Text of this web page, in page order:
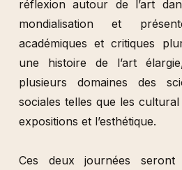
réflexion autour de l’art
mondialisation et
académiques et critiques
une histoire de l’art
plusieurs domaines des
sociales telles que les cultural
expositions et l’esthétique.
Ces deux journées seront